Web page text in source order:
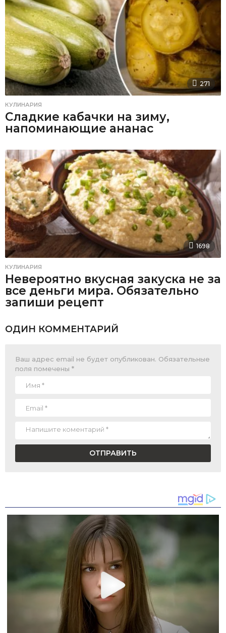
271
КУЛИНАРИЯ
Сладкие кабачки на зиму,
напоминающие ананас
1698
КУЛИНАРИЯ
Невероятно вкусная закуска не за
все деньги мира. Обязательно
запиши рецепт
ОДИН КОММЕНТАРИЙ
Ваш адрес email не будет опубликован. Обязательные
поля помечены *